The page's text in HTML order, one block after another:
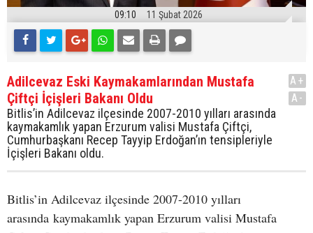
09:10 11 Şubat 2026
Adilcevaz Eski Kaymakamlarından Mustafa
Çiftçi İçişleri Bakanı Oldu
Bitlis’in Adilcevaz ilçesinde 2007-2010 yılları arasında
kaymakamlık yapan Erzurum valisi Mustafa Çiftçi,
Cumhurbaşkanı Recep Tayyip Erdoğan’ın tensipleriyle
İçişleri Bakanı oldu.
A+
A-
Bitlis’in Adilcevaz ilçesinde 2007-2010 yılları
arasında kaymakamlık yapan Erzurum valisi Mustafa